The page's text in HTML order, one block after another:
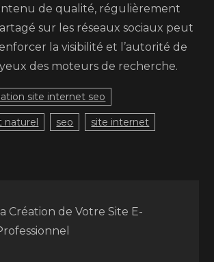
de qualité, régulièrement
sur les réseaux sociaux peut
la visibilité et l’autorité de
des moteurs de recherche.
site internet seo
naturel seo site internet
Création de Votre Site E-